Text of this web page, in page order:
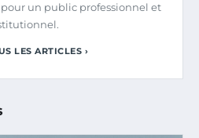
un public professionnel et
LES ARTICLES ›